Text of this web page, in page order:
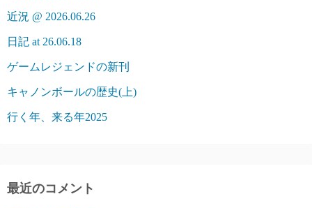
近況 @ 2026.06.26
日記 at 26.06.18
ゲームレジェンドの新刊
キャノンボールの歴史(上)
行く年、来る年2025
最近のコメント